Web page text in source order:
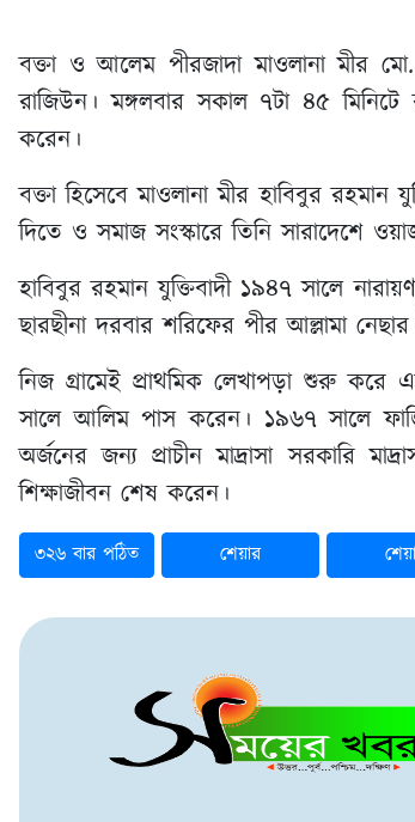
বক্তা ও আলেম পীরজাদা মাওলানা মীর মো.
রাজিউন। মঙ্গলবার সকাল ৭টা ৪৫ মিনিটে
করেন।
বক্তা হিসেবে মাওলানা মীর হাবিবুর
দিতে ও সমাজ সংস্কারে তিনি সারাদেশে
হাবিবুর রহমান যুক্তিবাদী ১৯৪৭ সালে
ছারছীনা দরবার শরিফের পীর আল্লামা
নিজ গ্রামেই প্রাথমিক লেখাপড়া শুরু করে
সালে আলিম পাস করেন। ১৯৬৭ সালে
অর্জনের জন্য প্রাচীন মাদ্রাসা সরকারি
শিক্ষাজীবন শেষ করেন।
৩২৬ বার পঠিত শেয়ার